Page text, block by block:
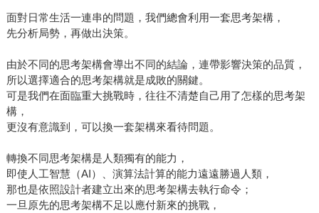
在面對愈來愈動盪的未來所不可或缺的重要讀物。
面對日常生活一連串的問題，我們總會利用一套思考架構，
先分析局勢，再做出決策。
由於不同的思考架構會導出不同的結論，連帶影響決策的品質，
所以選擇適合的思考架構就是成敗的關鍵。
可是我們在面臨重大挑戰時，往往不清楚自己用了怎樣的思考架
構，
更沒有意識到，可以換一套架構來看待問題。
轉換不同思考架構是人類獨有的能力，
即使人工智慧（AI）、演算法計算的能力遠遠勝過人類，
那也是依照設計者建立出來的思考架構去執行命令；
一旦原先的思考架構不足以應付新來的挑戰，